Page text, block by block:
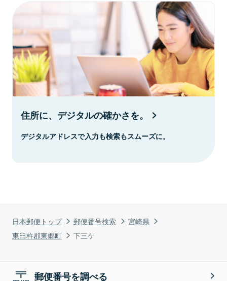
日本郵便トップ 郵便番号検索
宮崎県
東臼杵郡東郷町
下三ケ
住所に、デジタルの確かさを。
デジタルアドレスで入力も検索もスムーズに。
郵便番号を調べる